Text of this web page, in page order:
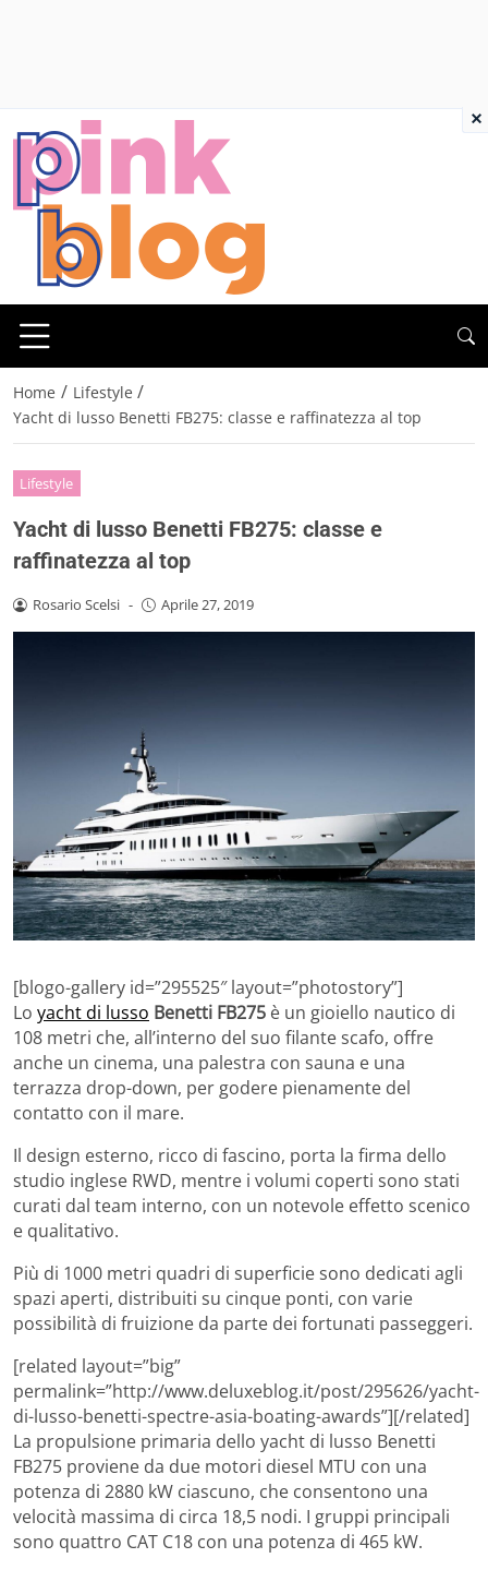
Home / Lifestyle /
Yacht di lusso Benetti FB275: classe e raffinatezza al top
Lifestyle
Yacht di lusso Benetti FB275: classe e
raffinatezza al top
Rosario Scelsi - Aprile 27, 2019
[blogo-gallery id=”295525″ layout=”photostory”]
Lo yacht di lusso Benetti FB275 è un gioiello nautico di
108 metri che, all’interno del suo filante scafo, offre
anche un cinema, una palestra con sauna e una
terrazza drop-down, per godere pienamente del
contatto con il mare.
Il design esterno, ricco di fascino, porta la firma dello
studio inglese RWD, mentre i volumi coperti sono stati
curati dal team interno, con un notevole effetto scenico
e qualitativo.
Più di 1000 metri quadri di superficie sono dedicati agli
spazi aperti, distribuiti su cinque ponti, con varie
possibilità di fruizione da parte dei fortunati passeggeri.
[related layout=”big”
permalink=”http://www.deluxeblog.it/post/295626/yacht-
di-lusso-benetti-spectre-asia-boating-awards”][/related]
La propulsione primaria dello yacht di lusso Benetti
FB275 proviene da due motori diesel MTU con una
potenza di 2880 kW ciascuno, che consentono una
velocità massima di circa 18,5 nodi. I gruppi principali
sono quattro CAT C18 con una potenza di 465 kW.
×